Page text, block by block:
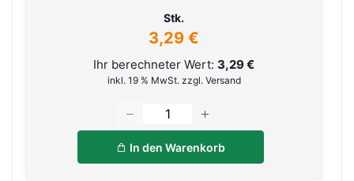
Stk.
3,29 €
Ihr berechneter Wert: 3,29 €
inkl. 19 % MwSt. zzgl. Versand
In den Warenkorb